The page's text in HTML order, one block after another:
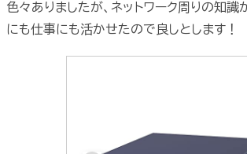
色々ありましたが、ネットワーク周りの知
にも仕事にも活かせたので良しとします！